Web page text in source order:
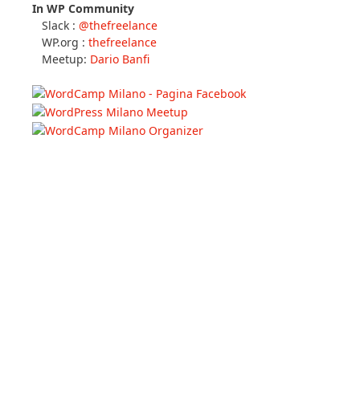
In WP Community
Slack : @thefreelance
WP.org : thefreelance
Meetup: Dario Banfi